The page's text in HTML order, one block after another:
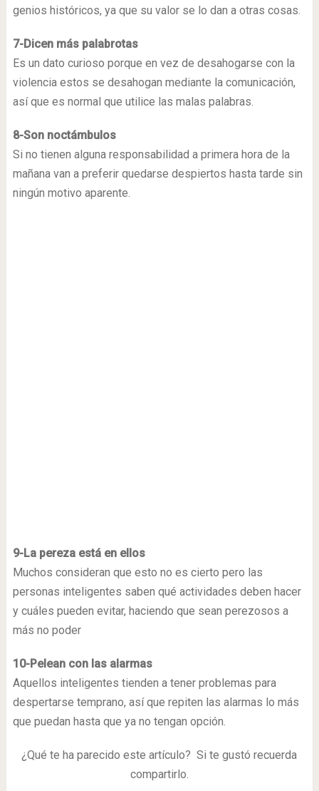
genios históricos, ya que su valor se lo dan a otras cosas.
7-Dicen más palabrotas
Es un dato curioso porque en vez de desahogarse con la
violencia estos se desahogan mediante la comunicación,
así que es normal que utilice las malas palabras.
8-Son noctámbulos
Si no tienen alguna responsabilidad a primera hora de la
mañana van a preferir quedarse despiertos hasta tarde sin
ningún motivo aparente.
9-La pereza está en ellos
Muchos consideran que esto no es cierto pero las
personas inteligentes saben qué actividades deben hacer
y cuáles pueden evitar, haciendo que sean perezosos a
más no poder
10-Pelean con las alarmas
Aquellos inteligentes tienden a tener problemas para
despertarse temprano, así que repiten las alarmas lo más
que puedan hasta que ya no tengan opción.
¿Qué te ha parecido este artículo? Si te gustó recuerda
compartirlo.